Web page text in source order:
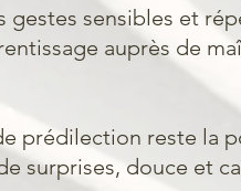
gestes sensibles et
auprès de
prédilection reste la
surprises, douce et